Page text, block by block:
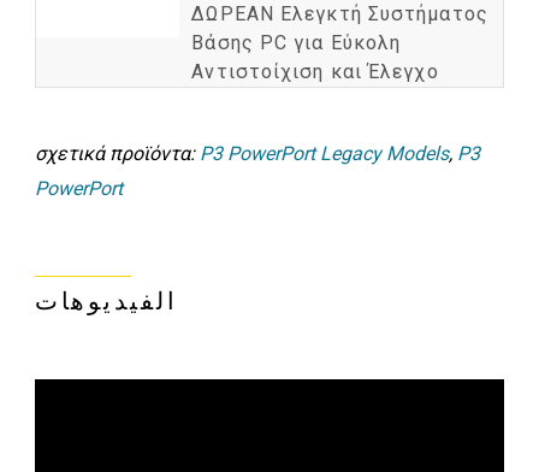
ΔΩΡΕΑΝ Ελεγκτή Συστήματος
Βάσης PC για Εύκολη
Αντιστοίχιση και Έλεγχο
σχετικά προϊόντα: P3 PowerPort Legacy Models, P3
PowerPort
الفيديوهات